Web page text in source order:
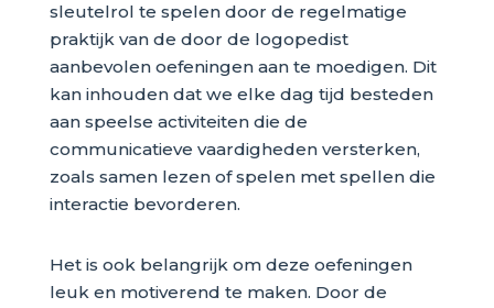
sleutelrol te spelen door de regelmatige
praktijk van de door de logopedist
aanbevolen oefeningen aan te moedigen. Dit
kan inhouden dat we elke dag tijd besteden
aan speelse activiteiten die de
communicatieve vaardigheden versterken,
zoals samen lezen of spelen met spellen die
interactie bevorderen.
Het is ook belangrijk om deze oefeningen
leuk en motiverend te maken. Door de